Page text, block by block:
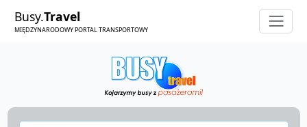
Busy.Travel
MIĘDZYNARODOWY PORTAL TRANSPORTOWY